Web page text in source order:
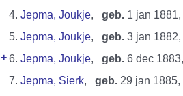
4. Jepma, Joukje, geb. 1 jan
5. Jepma, Joukje, geb. 3 jan
+6. Jepma, Joukje, geb. 6 dec
7. Jepma, Sierk, geb. 29 jan